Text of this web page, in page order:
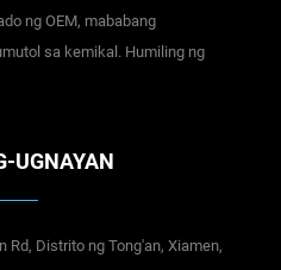
ng OEM, mababang
sa kemikal. Humiling ng
UGNAYAN
Rd, Distrito ng Tong'an, Xiamen,